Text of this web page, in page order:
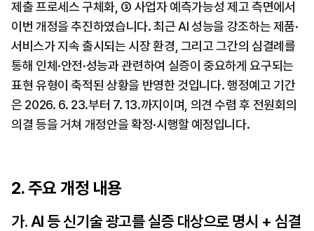
제출 프로세스 구체화, ③ 사업자 예측가능성 제고 측면에서
이번 개정을 추진하였습니다. 최근 AI 성능을 강조하는 제품·
서비스가 지속 출시되는 시장 환경, 그리고 그간의 심결례를
통해 인체·안전·성능과 관련하여 실증이 중요하게 요구되는
표현 유형이 축적된 상황을 반영한 것입니다. 행정예고 기간
은 2026. 6. 23.부터 7. 13.까지이며, 의견 수렴 후 전원회의
의결 등을 거쳐 개정안을 확정·시행할 예정입니다.
2. 주요 개정 내용
가. AI 등 신기술 광고를 실증 대상으로 명시 + 심결